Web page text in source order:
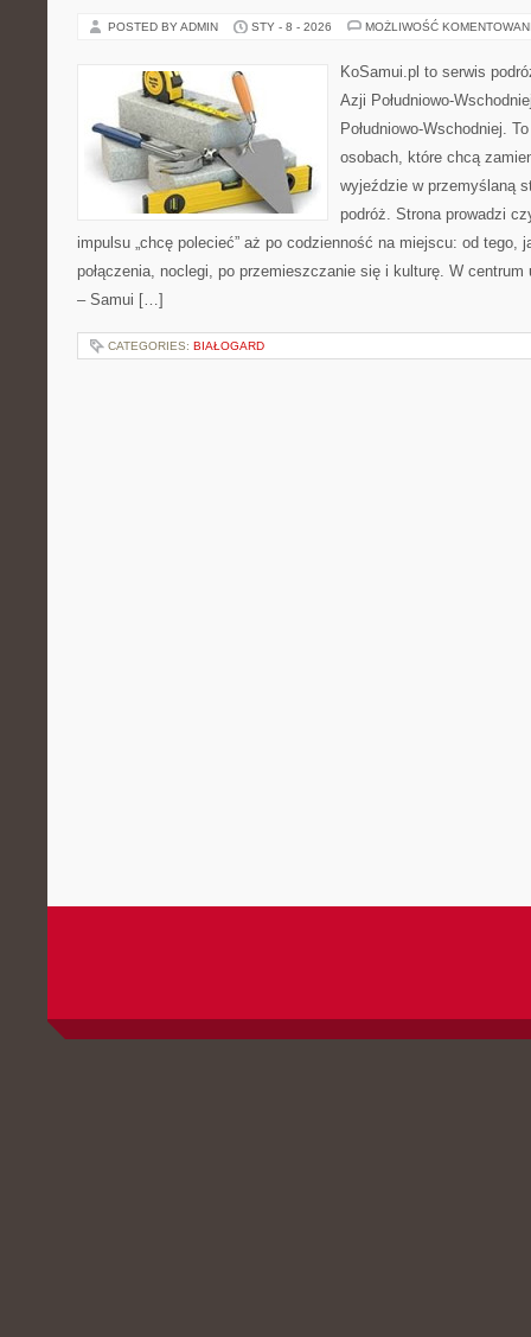
POSTED BY ADMIN STY - 8 - 2026 MOŻLIWOŚĆ
KoSamui.pl to serwis
Azji Południowo-
Południowo-Wschodniej.
osobach, które chcą
wyjeździe w przemyślaną
podróż. Strona prowadzi
impulsu „chcę polecieć” aż po codzienność na miejscu: od tego,
połączenia, noclegi, po przemieszczanie się i kulturę. W centrum
– Samui […]
CATEGORIES: BIAŁOGARD